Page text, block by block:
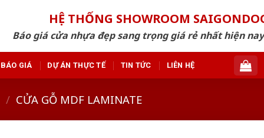
HỆ THỐNG SHOWROOM
Báo giá cửa nhựa đẹp sang trọng giá rẻ nhất hiện nay
BÁO GIÁ DỰ ÁN THỰC TẾ TIN TỨC LIÊN HỆ
/ CỬA GỖ MDF LAMINATE